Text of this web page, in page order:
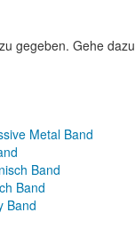
gegeben. Gehe dazu
Metal Band
Band
Band
Band